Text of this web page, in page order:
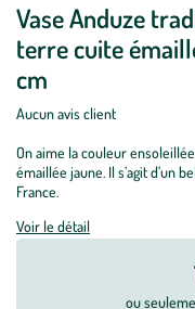
Vase Anduze
terre cuite
cm
Aucun avis client
On aime la couleur
émaillée jaune. Il s’agit d’un
France.
Voir le détail
ou